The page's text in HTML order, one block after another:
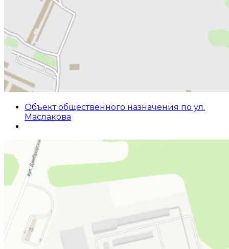
Объект общественного назначения по ул.
Маслакова